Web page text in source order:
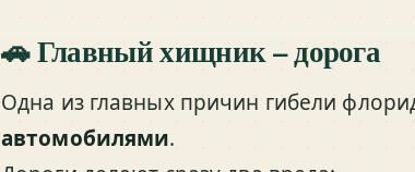
🚗 Главный хищник – дорога
Одна из главных причин гибели
автомобилями.